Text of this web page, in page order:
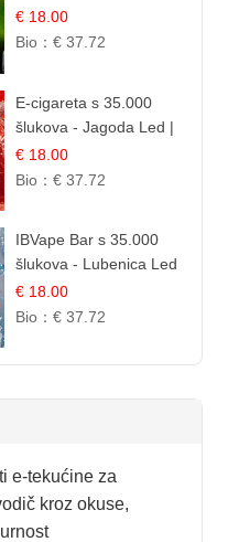
Led | Osježavajući
Kiselo-Slatki Okus
€ 18.00
Bio： € 37.72
E-cigareta s 35.000
šlukova - Jagoda Led |
Ohladivši i Osježavajući
Okus
€ 18.00
Bio： € 37.72
IBVape Bar s 35.000
šlukova - Lubenica Led
| Osježavajući Ljetni
Okus
€ 18.00
Bio： € 37.72
e-tekućine za
kroz okuse,